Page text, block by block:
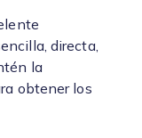
directa,
la
obtener los